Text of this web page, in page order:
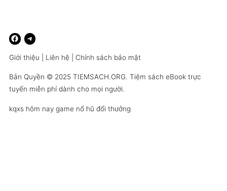
Giới thiệu Liên hệ Chính sách bảo mật
Bản Quyền © 2025 TIEMSACH.ORG. Tiệm sách eBook trực
tuyến miễn phí dành cho mọi người.
kqxs hôm nay game nổ hũ đổi thưởng